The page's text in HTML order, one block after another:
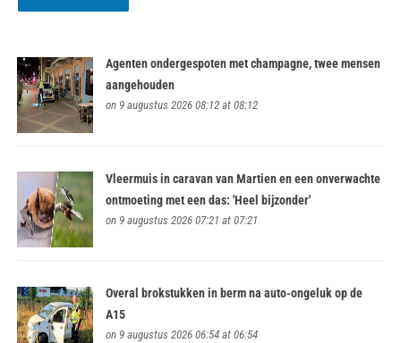
Agenten ondergespoten met champagne, twee mensen
aangehouden
on 9 augustus 2026 08:12 at 08:12
Vleermuis in caravan van Martien en een onverwachte
ontmoeting met een das: 'Heel bijzonder'
on 9 augustus 2026 07:21 at 07:21
Overal brokstukken in berm na auto-ongeluk op de
A15
on 9 augustus 2026 06:54 at 06:54